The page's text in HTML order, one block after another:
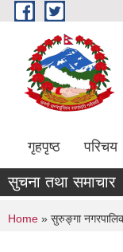
Skip to main content
गृहपृष्ठ परिचय
सुचना तथा समाचार
You are
Home » सुरुङ्गा